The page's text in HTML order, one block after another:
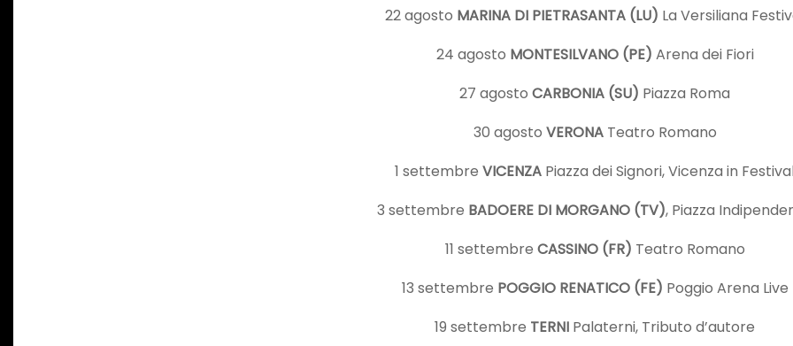
22 agosto MARINA DI PIETRASANTA (LU) La Versiliana
24 agosto MONTESILVANO (PE) Arena dei Fiori
27 agosto CARBONIA (SU) Piazza Roma
30 agosto VERONA Teatro Romano
1 settembre VICENZA Piazza dei Signori, Vicenza in
3 settembre BADOERE DI MORGANO (TV), Piazza
11 settembre CASSINO (FR) Teatro Romano
13 settembre POGGIO RENATICO (FE) Poggio Arena Live
19 settembre TERNI Palaterni, Tributo d’autore